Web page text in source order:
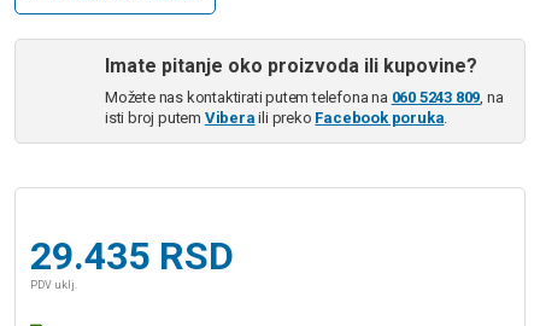
Imate pitanje oko proizvoda ili kupovine?
Možete nas kontaktirati putem telefona na 060 5243 809, na
isti broj putem Vibera ili preko Facebook poruka.
29.435 RSD
PDV uklj.